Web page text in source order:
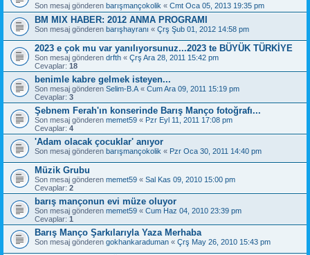
Son mesaj gönderen barışmançokolik « Cmt Oca 05, 2013 19:35 pm
BM MIX HABER: 2012 ANMA PROGRAMI
Son mesaj gönderen barışhayranı « Çrş Şub 01, 2012 14:58 pm
2023 e çok mu var yanılıyorsunuz...2023 te BÜYÜK TÜRKİYE
Son mesaj gönderen drfth « Çrş Ara 28, 2011 15:42 pm
Cevaplar: 18
benimle kabre gelmek isteyen...
Son mesaj gönderen Selim-B.A « Cum Ara 09, 2011 15:19 pm
Cevaplar: 3
Şebnem Ferah'ın konserinde Barış Manço fotoğrafı...
Son mesaj gönderen memet59 « Pzr Eyl 11, 2011 17:08 pm
Cevaplar: 4
'Adam olacak çocuklar' anıyor
Son mesaj gönderen barışmançokolik « Pzr Oca 30, 2011 14:40 pm
Müzik Grubu
Son mesaj gönderen memet59 « Sal Kas 09, 2010 15:00 pm
Cevaplar: 2
barış mançonun evi müze oluyor
Son mesaj gönderen memet59 « Cum Haz 04, 2010 23:39 pm
Cevaplar: 1
Barış Manço Şarkılarıyla Yaza Merhaba
Son mesaj gönderen gokhankaraduman « Çrş May 26, 2010 15:43 pm